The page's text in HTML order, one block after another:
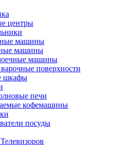
центры
машины
машины
машины
поверхности
шкафы
печи
кофемашины
посуды